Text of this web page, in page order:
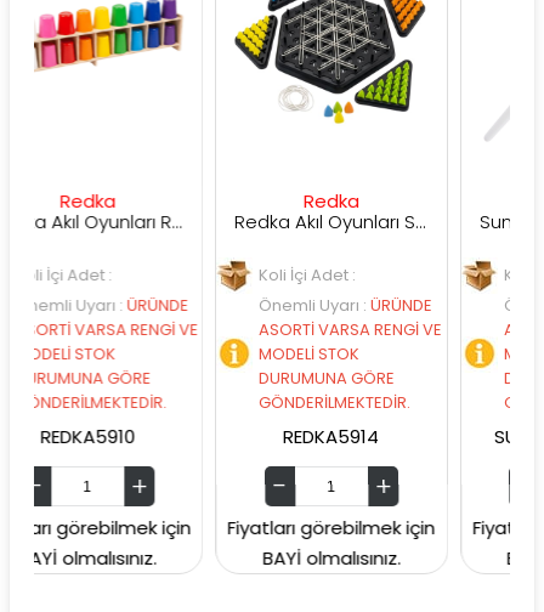
Redka Akıl Oyunları Renk Dedektifi Oyunu
:
:ÜRÜNDE
RENGİ VE
GÖRE
için
Redka Akıl Oyunları Strateji Üçgeni Oyunu
Koli İçi Adet :
Önemli Uyarı:ÜRÜNDE
ASORTİ VARSA RENGİ VE
MODELİ STOK
DURUMUNA GÖRE
GÖNDERİLMEKTEDİR.
REDKA5914
Fiyatları görebilmek için
BAYİ olmalısınız.
Koli İçi Adet :
Önemli Uyarı
ASORTİ VARSA
MODELİ STOK
DURUMUNA
Fiyatları
BAYİ